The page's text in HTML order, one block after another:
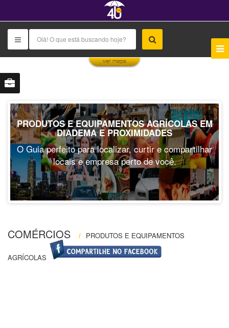
ver mapa
PRODUTOS E EQUIPAMENTOS AGRÍCOLAS EM
DIADEMA E PROXIMIDADES
O Guia perfeito para localizar, curtir e compartilhar
locais e empresa perto de você.
COMÉRCIOS / PRODUTOS E EQUIPAMENTOS
AGRÍCOLAS